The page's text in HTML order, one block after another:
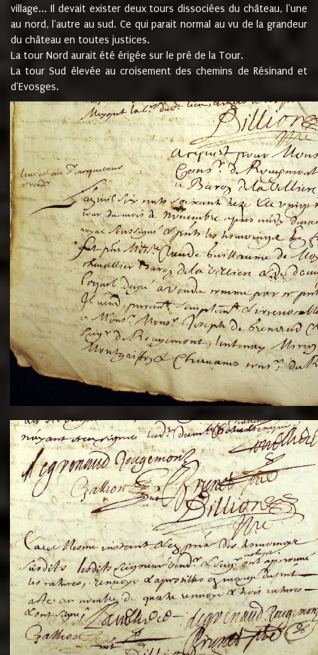
village... Il devait exister deux tours dissociées du château, l'une
au nord, l'autre au sud. Ce qui parait normal au vu de la grandeur
du château en toutes justices.
La tour Nord aurait été érigée sur le pré de la Tour.
La tour Sud élevée au croisement des chemins de Résinand et
d'Evosges.